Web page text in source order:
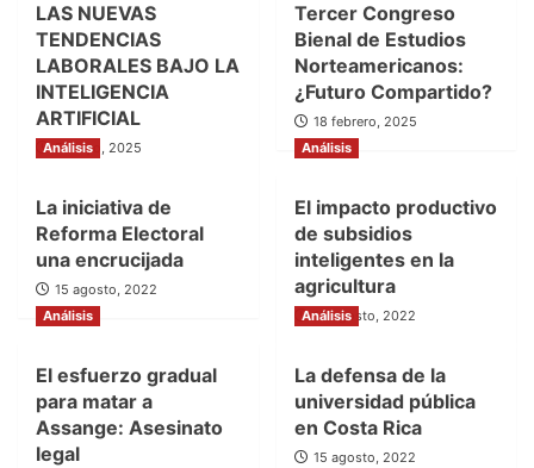
LAS NUEVAS
TENDENCIAS
LABORALES BAJO LA
INTELIGENCIA
ARTIFICIAL
5 mayo, 2025
Tercer Congreso
Bienal de Estudios
Norteamericanos:
¿Futuro Compartido?
18 febrero, 2025
Análisis
La iniciativa de
Reforma Electoral
una encrucijada
15 agosto, 2022
Análisis
El impacto productivo
de subsidios
inteligentes en la
agricultura
15 agosto, 2022
Análisis
El esfuerzo gradual
para matar a
Assange: Asesinato
legal
Análisis
La defensa de la
universidad pública
en Costa Rica
15 agosto, 2022